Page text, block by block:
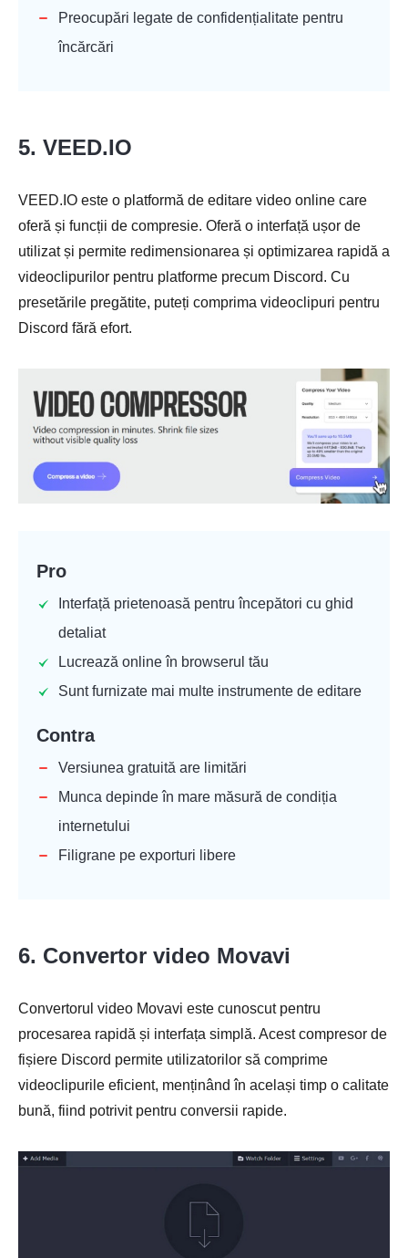
Preocupări legate de confidențialitate pentru
încărcări
5. VEED.IO
VEED.IO este o platformă de editare video online care
oferă și funcții de compresie. Oferă o interfață ușor de
utilizat și permite redimensionarea și optimizarea rapidă a
videoclipurilor pentru platforme precum Discord. Cu
presetările pregătite, puteți comprima videoclipuri pentru
Discord fără efort.
Pro
Interfață prietenoasă pentru începători cu ghid
detaliat
Lucrează online în browserul tău
Sunt furnizate mai multe instrumente de editare
Contra
Versiunea gratuită are limitări
Munca depinde în mare măsură de condiția
internetului
Filigrane pe exporturi libere
6. Convertor video Movavi
Convertorul video Movavi este cunoscut pentru
procesarea rapidă și interfața simplă. Acest compresor de
fișiere Discord permite utilizatorilor să comprime
videoclipurile eficient, menținând în același timp o calitate
bună, fiind potrivit pentru conversii rapide.